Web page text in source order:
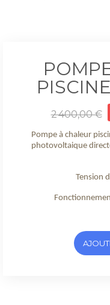
Prix
de
2 400,00 €
Pompe à chaleur
photovoltaique
Tension